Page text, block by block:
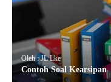
Oleh : JL Lke
Contoh Soal Kearsipan